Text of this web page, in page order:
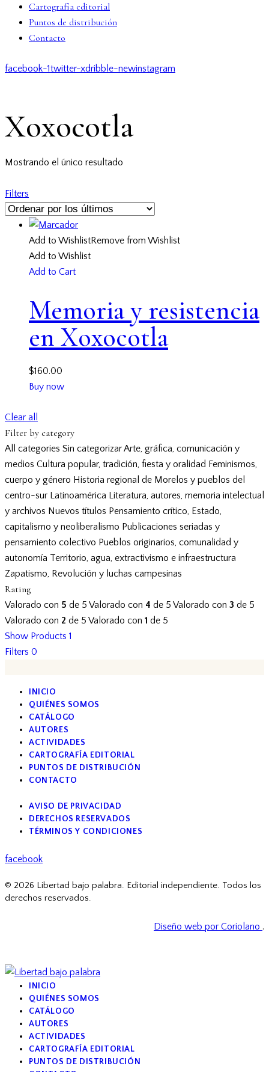
Cartografía editorial
Puntos de distribución
Contacto
facebook-1twitter-xdribble-newinstagram
Xoxocotla
Mostrando el único resultado
Filters
Add to WishlistRemove from Wishlist
Add to Wishlist
Add to Cart
Memoria y resistencia
en Xoxocotla
$160.00
Buy now
Clear all
Filter by category
All categories Sin categorizarArte, gráfica, comunicación y
medios Cultura popular, tradición, fiesta y oralidad Feminismos,
cuerpo y género Historia regional de Morelos y pueblos del
centro-sur Latinoamérica Literatura, autores, memoria intelectual
y archivos Nuevos títulos Pensamiento crítico, Estado,
capitalismo y neoliberalismo Publicaciones seriadas y
pensamiento colectivo Pueblos originarios, comunalidad y
autonomía Territorio, agua, extractivismo e infraestructura
Zapatismo, Revolución y luchas campesinas
Rating
Valorado con 5 de 5 Valorado con 4 de 5 Valorado con 3 de 5
Valorado con 2 de 5 Valorado con 1 de 5
Show Products 1
Filters 0
INICIO
QUIÉNES SOMOS
CATÁLOGO
AUTORES
ACTIVIDADES
CARTOGRAFÍA EDITORIAL
PUNTOS DE DISTRIBUCIÓN
CONTACTO
AVISO DE PRIVACIDAD
DERECHOS RESERVADOS
TÉRMINOS Y CONDICIONES
facebook
© 2026 Libertad bajo palabra. Editorial independiente. Todos los
derechos reservados.
Diseño web por Coriolano .
INICIO
QUIÉNES SOMOS
CATÁLOGO
AUTORES
ACTIVIDADES
CARTOGRAFÍA EDITORIAL
PUNTOS DE DISTRIBUCIÓN